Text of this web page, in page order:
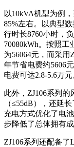
以10kVA机型为例
85%左右。以典型
行时长8760小时，
70080kWh。按照工
为56064元，而采用
年节省电费约5606
电费可达2.8-5.6万元
此外，ZJ106系列
（≤55dB），还延
充电方式优化了电
步降低了总体拥有成
ZJ106系列还配备了